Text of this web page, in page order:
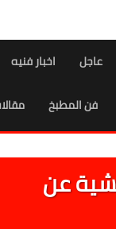
عاجل اخبار فنيه
فن المطبخ
عن